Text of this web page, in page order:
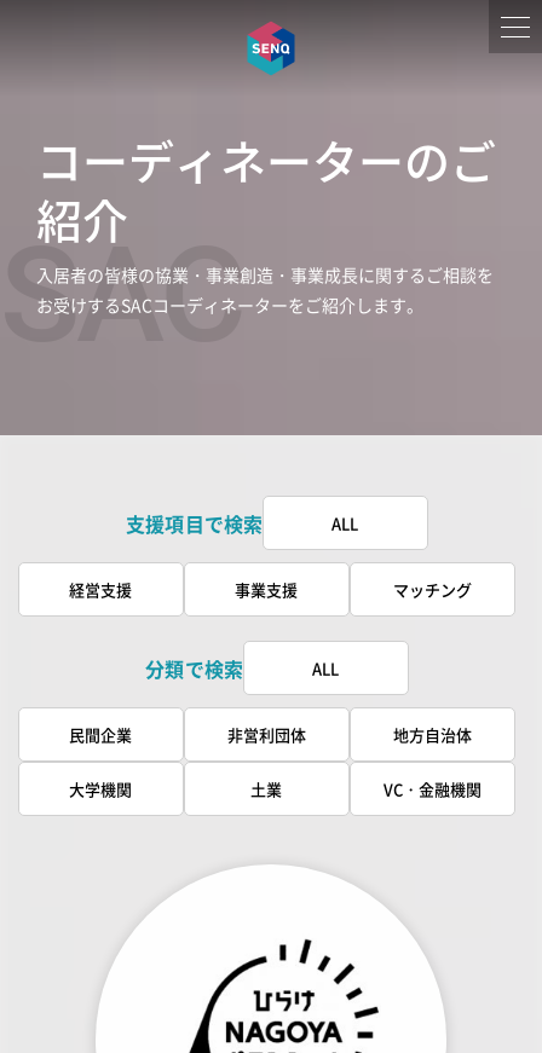
コーディネーターのご
紹介
入居者の皆様の協業・事業創造・事業成長に関するご相談を
お受けするSACコーディネーターをご紹介します。
SAC
支援項目で検索 ALL
経営支援 事業支援 マッチング
分類で検索 ALL
民間企業 非営利団体 地方自治体
大学機関 土業 VC・金融機関